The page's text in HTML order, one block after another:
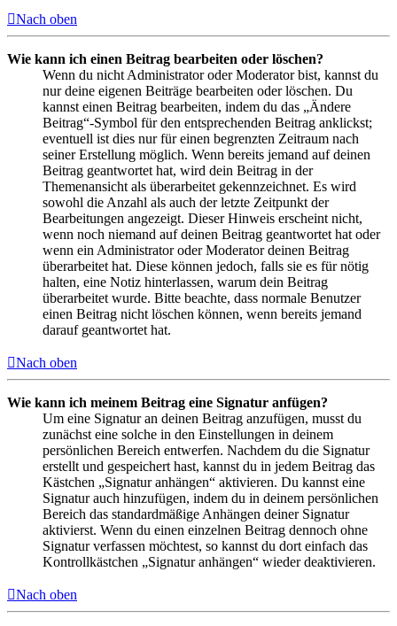
Nach oben
Wie kann ich einen Beitrag bearbeiten oder löschen?
Wenn du nicht Administrator oder Moderator bist, kannst du
nur deine eigenen Beiträge bearbeiten oder löschen. Du
kannst einen Beitrag bearbeiten, indem du das „Ändere
Beitrag“-Symbol für den entsprechenden Beitrag anklickst;
eventuell ist dies nur für einen begrenzten Zeitraum nach
seiner Erstellung möglich. Wenn bereits jemand auf deinen
Beitrag geantwortet hat, wird dein Beitrag in der
Themenansicht als überarbeitet gekennzeichnet. Es wird
sowohl die Anzahl als auch der letzte Zeitpunkt der
Bearbeitungen angezeigt. Dieser Hinweis erscheint nicht,
wenn noch niemand auf deinen Beitrag geantwortet hat oder
wenn ein Administrator oder Moderator deinen Beitrag
überarbeitet hat. Diese können jedoch, falls sie es für nötig
halten, eine Notiz hinterlassen, warum dein Beitrag
überarbeitet wurde. Bitte beachte, dass normale Benutzer
einen Beitrag nicht löschen können, wenn bereits jemand
darauf geantwortet hat.
Nach oben
Wie kann ich meinem Beitrag eine Signatur anfügen?
Um eine Signatur an deinen Beitrag anzufügen, musst du
zunächst eine solche in den Einstellungen in deinem
persönlichen Bereich entwerfen. Nachdem du die Signatur
erstellt und gespeichert hast, kannst du in jedem Beitrag das
Kästchen „Signatur anhängen“ aktivieren. Du kannst eine
Signatur auch hinzufügen, indem du in deinem persönlichen
Bereich das standardmäßige Anhängen deiner Signatur
aktivierst. Wenn du einen einzelnen Beitrag dennoch ohne
Signatur verfassen möchtest, so kannst du dort einfach das
Kontrollkästchen „Signatur anhängen“ wieder deaktivieren.
Nach oben